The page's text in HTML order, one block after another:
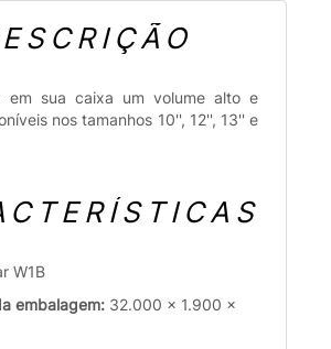
em sua caixa um volume alto e
nos tamanhos 10'', 12'', 13'' e
W1B
embalagem: 32.000 x 1.900 x